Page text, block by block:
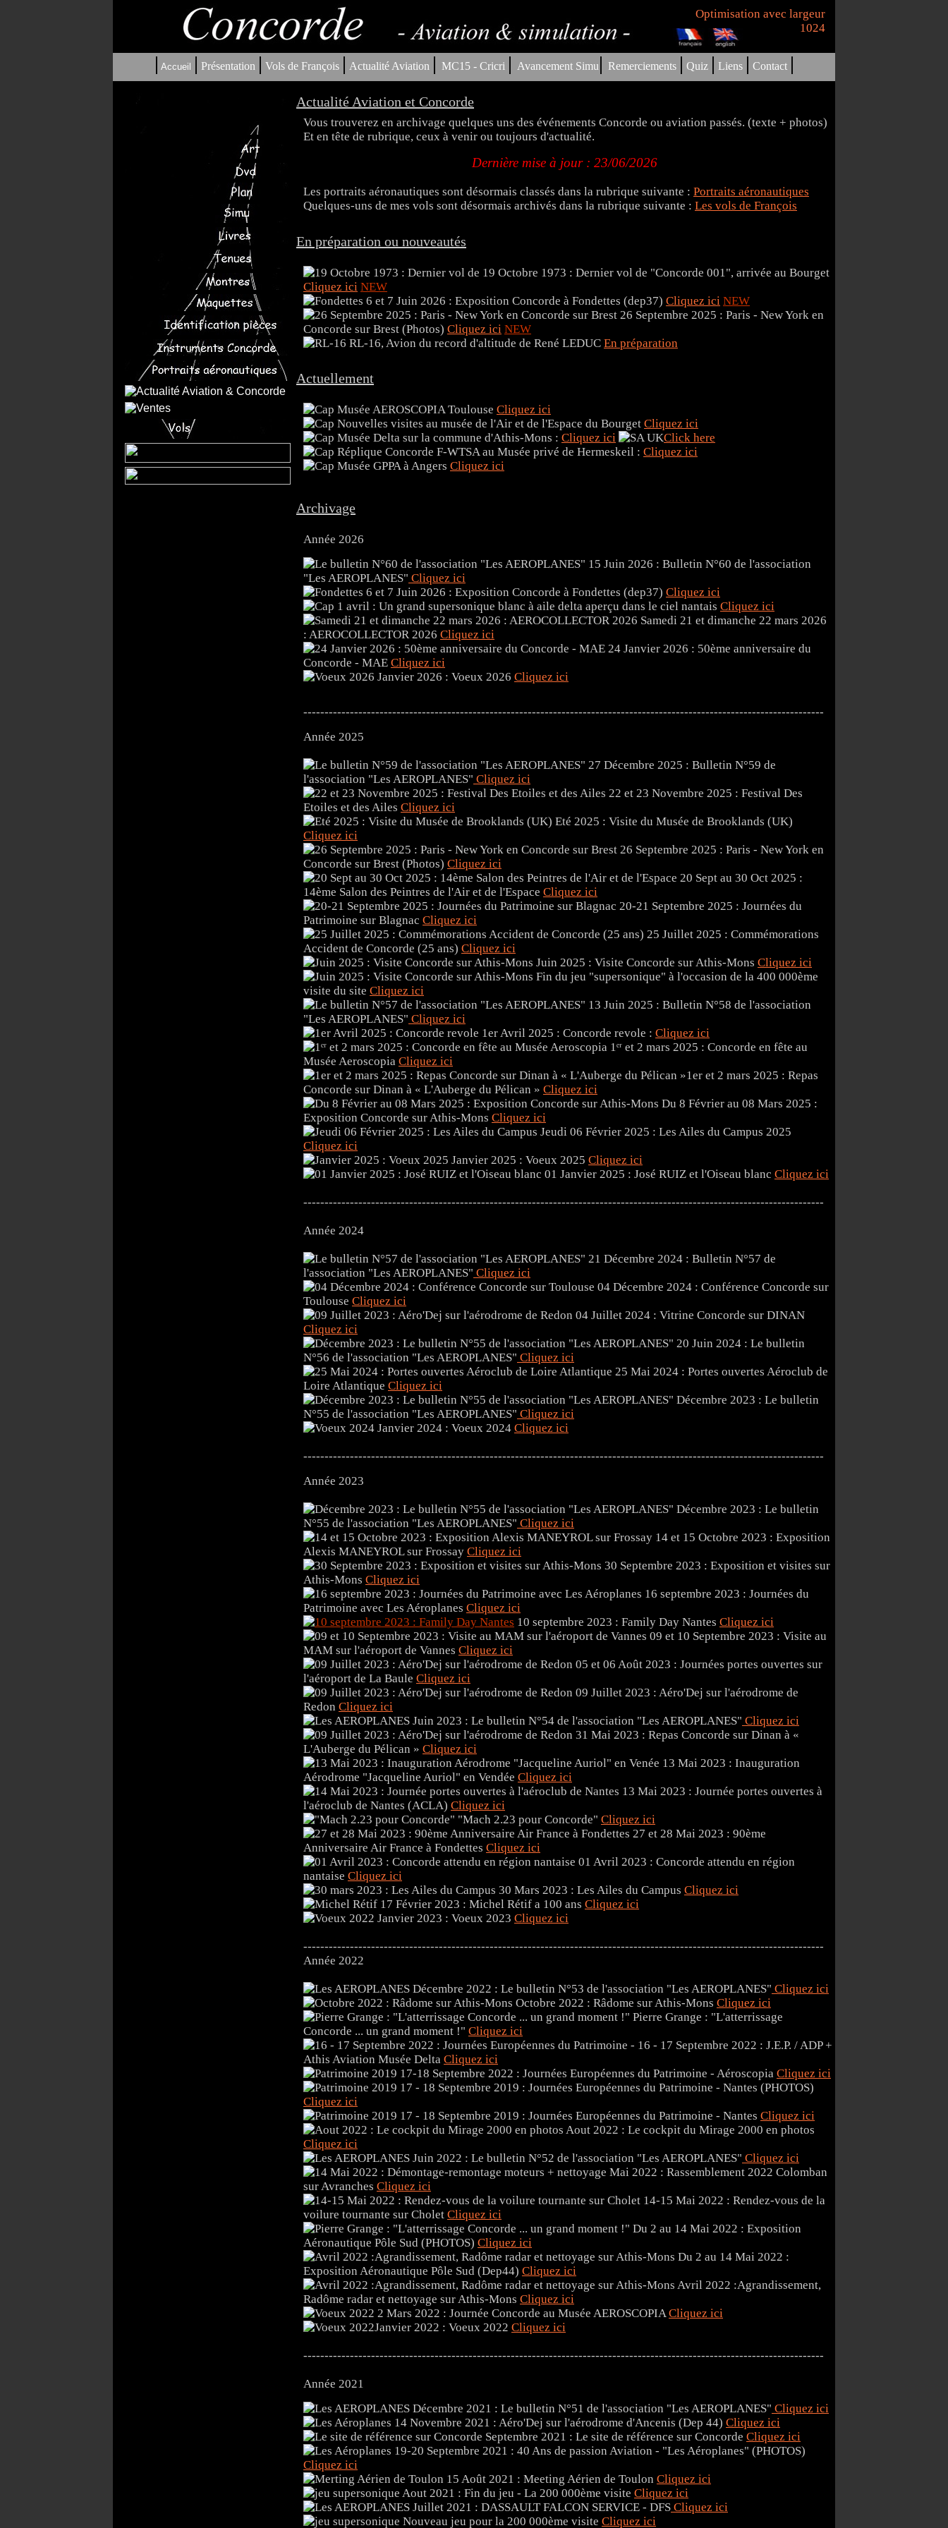
Optimisation avec largeur
1024
| Accueil | Présentation | Vols de François | Actualité Aviation | MC15 - Cricri | Avancement Simu| Remerciements | Quiz | Liens | Contact |
Actualité Aviation et Concorde
Vous trouverez en archivage quelques uns des événements Concorde ou aviation passés. (texte + photos)
Et en tête de rubrique, ceux à venir ou toujours d'actualité.
Dernière mise à jour : 23/06/2026
Les portraits aéronautiques sont désormais classés dans la rubrique suivante : Portraits aéronautiques
Quelques-uns de mes vols sont désormais archivés dans la rubrique suivante : Les vols de François
En préparation ou nouveautés
19 Octobre 1973 : Dernier vol de "Concorde 001", arrivée au Bourget
Cliquez ici NEW
6 et 7 Juin 2026 : Exposition Concorde à Fondettes (dep37) Cliquez ici NEW
26 Septembre 2025 : Paris - New York en
Concorde sur Brest (Photos) Cliquez ici NEW
RL-16, Avion du record d'altitude de René LEDUC En préparation
Actuellement
Musée AEROSCOPIA Toulouse Cliquez ici
Nouvelles visites au musée de l'Air et de l'Espace du Bourget Cliquez ici
Musée Delta sur la commune d'Athis-Mons : Cliquez ici
Click here
Réplique Concorde F-WTSA au Musée privé de Hermeskeil : Cliquez ici
Musée GPPA à Angers Cliquez ici
Archivage
Année 2026
15 Juin 2026 : Bulletin N°60 de l'association
"Les AEROPLANES" Cliquez ici
6 et 7 Juin 2026 : Exposition Concorde à Fondettes (dep37) Cliquez ici
1 avril : Un grand supersonique blanc à aile delta aperçu dans le ciel nantais Cliquez ici
Samedi 21 et dimanche 22 mars 2026
: AEROCOLLECTOR 2026 Cliquez ici
24 Janvier 2026 : 50ème anniversaire du
Concorde - MAE Cliquez ici
Janvier 2026 : Voeux 2026 Cliquez ici
---------------------------------------------------------------------------------------------------------------------------
Année 2025
27 Décembre 2025 : Bulletin N°59 de
l'association "Les AEROPLANES" Cliquez ici
22 et 23 Novembre 2025 : Festival Des
Etoiles et des Ailes Cliquez ici
Eté 2025 : Visite du Musée de Brooklands (UK)
Cliquez ici
26 Septembre 2025 : Paris - New York en
Concorde sur Brest (Photos) Cliquez ici
20 Sept au 30 Oct 2025 :
14ème Salon des Peintres de l'Air et de l'Espace Cliquez ici
20-21 Septembre 2025 : Journées du
Patrimoine sur Blagnac Cliquez ici
25 Juillet 2025 : Commémorations
Accident de Concorde (25 ans) Cliquez ici
Juin 2025 : Visite Concorde sur Athis-Mons Cliquez ici
Fin du jeu "supersonique" à l'occasion de la 400 000ème
visite du site Cliquez ici
13 Juin 2025 : Bulletin N°58 de l'association
"Les AEROPLANES" Cliquez ici
1er Avril 2025 : Concorde revole : Cliquez ici
1ᵉʳ et 2 mars 2025 : Concorde en fête au
Musée Aeroscopia Cliquez ici
1er et 2 mars 2025 : Repas
Concorde sur Dinan à « L'Auberge du Pélican » Cliquez ici
Du 8 Février au 08 Mars 2025 :
Exposition Concorde sur Athis-Mons Cliquez ici
Jeudi 06 Février 2025 : Les Ailes du Campus 2025
Cliquez ici
Janvier 2025 : Voeux 2025 Cliquez ici
01 Janvier 2025 : José RUIZ et l'Oiseau blanc Cliquez ici
---------------------------------------------------------------------------------------------------------------------------
Année 2024
21 Décembre 2024 : Bulletin N°57 de
l'association "Les AEROPLANES" Cliquez ici
04 Décembre 2024 : Conférence Concorde sur
Toulouse Cliquez ici
04 Juillet 2024 : Vitrine Concorde sur DINAN
Cliquez ici
20 Juin 2024 : Le bulletin
N°56 de l'association "Les AEROPLANES" Cliquez ici
25 Mai 2024 : Portes ouvertes Aéroclub de
Loire Atlantique Cliquez ici
Décembre 2023 : Le bulletin
N°55 de l'association "Les AEROPLANES" Cliquez ici
Janvier 2024 : Voeux 2024 Cliquez ici
---------------------------------------------------------------------------------------------------------------------------
Année 2023
Décembre 2023 : Le bulletin
N°55 de l'association "Les AEROPLANES" Cliquez ici
14 et 15 Octobre 2023 : Exposition
Alexis MANEYROL sur Frossay Cliquez ici
30 Septembre 2023 : Exposition et visites sur
Athis-Mons Cliquez ici
16 septembre 2023 : Journées du
Patrimoine avec Les Aéroplanes Cliquez ici
10 septembre 2023 : Family Day Nantes Cliquez ici
09 et 10 Septembre 2023 : Visite au
MAM sur l'aéroport de Vannes Cliquez ici
05 et 06 Août 2023 : Journées portes ouvertes sur
l'aéroport de La Baule Cliquez ici
09 Juillet 2023 : Aéro'Dej sur l'aérodrome de
Redon Cliquez ici
Juin 2023 : Le bulletin N°54 de l'association "Les AEROPLANES" Cliquez ici
31 Mai 2023 : Repas Concorde sur Dinan à «
L'Auberge du Pélican » Cliquez ici
13 Mai 2023 : Inauguration
Aérodrome "Jacqueline Auriol" en Vendée Cliquez ici
13 Mai 2023 : Journée portes ouvertes à
l'aéroclub de Nantes (ACLA) Cliquez ici
"Mach 2.23 pour Concorde" Cliquez ici
27 et 28 Mai 2023 : 90ème
Anniversaire Air France à Fondettes Cliquez ici
01 Avril 2023 : Concorde attendu en région
nantaise Cliquez ici
30 Mars 2023 : Les Ailes du Campus Cliquez ici
17 Février 2023 : Michel Rétif a 100 ans Cliquez ici
Janvier 2023 : Voeux 2023 Cliquez ici
---------------------------------------------------------------------------------------------------------------------------
Année 2022
Décembre 2022 : Le bulletin N°53 de l'association "Les AEROPLANES" Cliquez ici
Octobre 2022 : Râdome sur Athis-Mons Cliquez ici
Pierre Grange : "L'atterrissage
Concorde ... un grand moment !" Cliquez ici
16 - 17 Septembre 2022 : J.E.P. / ADP +
Athis Aviation Musée Delta Cliquez ici
17-18 Septembre 2022 : Journées Européennes du Patrimoine - Aéroscopia Cliquez ici
17 - 18 Septembre 2019 : Journées Européennes du Patrimoine - Nantes (PHOTOS)
Cliquez ici
17 - 18 Septembre 2019 : Journées Européennes du Patrimoine - Nantes Cliquez ici
Aout 2022 : Le cockpit du Mirage 2000 en photos
Cliquez ici
Juin 2022 : Le bulletin N°52 de l'association "Les AEROPLANES" Cliquez ici
Mai 2022 : Rassemblement 2022 Colomban
sur Avranches Cliquez ici
14-15 Mai 2022 : Rendez-vous de la
voilure tournante sur Cholet Cliquez ici
Du 2 au 14 Mai 2022 : Exposition
Aéronautique Pôle Sud (PHOTOS) Cliquez ici
Du 2 au 14 Mai 2022 :
Exposition Aéronautique Pôle Sud (Dep44) Cliquez ici
Avril 2022 :Agrandissement,
Radôme radar et nettoyage sur Athis-Mons Cliquez ici
2 Mars 2022 : Journée Concorde au Musée AEROSCOPIACliquez ici
Janvier 2022 : Voeux 2022 Cliquez ici
---------------------------------------------------------------------------------------------------------------------------
Année 2021
Décembre 2021 : Le bulletin N°51 de l'association "Les AEROPLANES" Cliquez ici
14 Novembre 2021 : Aéro'Dej sur l'aérodrome d'Ancenis (Dep 44) Cliquez ici
Septembre 2021 : Le site de référence sur Concorde Cliquez ici
19-20 Septembre 2021 : 40 Ans de passion Aviation - "Les Aéroplanes" (PHOTOS)
Cliquez ici
15 Août 2021 : Meeting Aérien de Toulon Cliquez ici
Aout 2021 : Fin du jeu - La 200 000ème visite Cliquez ici
Juillet 2021 : DASSAULT FALCON SERVICE - DFS Cliquez ici
Nouveau jeu pour la 200 000ème visite Cliquez ici